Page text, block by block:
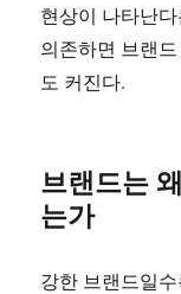
현상이 나타난
의존하면 브랜
도 커진다.
브랜드는
는가
강한 브랜드일